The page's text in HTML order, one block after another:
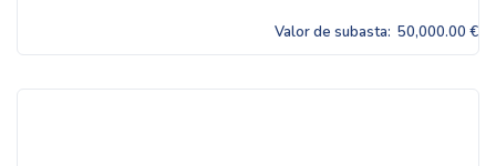
Valor de subasta: 50,000.00 €